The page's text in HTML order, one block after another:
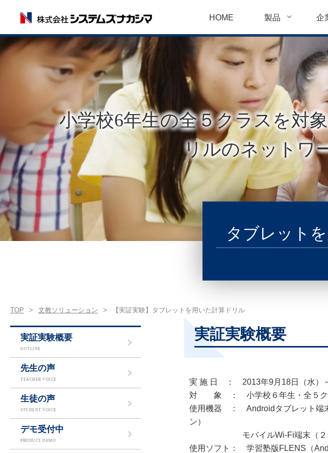
HOME 製品 企
小学校6年生の全５クラスを対
リルのネットワ
タブレット
TOP > 文教ソリューション > 【実証実験】タブレットを用いた計算ドリル
実証実験概要
OUTLINE
先生の声
TEACHER VOICE
生徒の声
STUDENT VOICE
デモ受付中
PRODUCT DEMO
実証実験概要
実 施 日 ： 2013年9月18日（水）～
対 象 ： 小学校６年生・全５ク
使用機器 ： Androidタブレット端
ン）
モバイルWi-Fi端末（２
使用ソフト： 学習塾版FLENS（